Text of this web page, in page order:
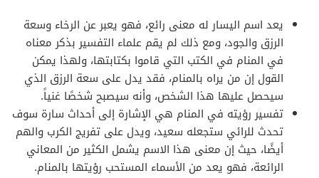
يعد اسم اليسار له معنى رائع، فهو يعبر عن الرخاء وسعة
الرزق والجود، ومع ذلك لم يقم علماء التفسير بذكر معناه
في المنام في الكتب التي قاموا بكتابتها، ولهذا يمكن
القول إن من يراه بالمنام، فقد يدل على سعة الرزق الذي
سيحصل عليها هذا الشخص، وأنه سيصبح شخصًا غنياً.
تفسير رؤيته في المنام هي الإشارة إلى أحداث سارة سوف
تحدث للرائي ستجعله سعيد، ويدل على تفريج الكرب والهم
أيضًا، حيث إن معنى هذا الاسم يشمل الكثير من المعاني
الرائعة، فهو يعد من الأسماء المستحب رؤيتها بالمنام.